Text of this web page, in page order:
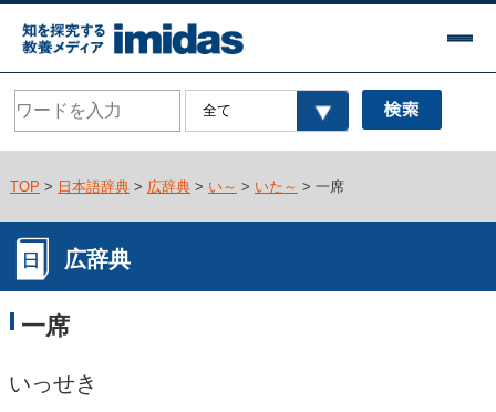
TOP > 日本語辞典> 広辞典> い～ > いた～ > 一席
広辞典
一席
いっせき